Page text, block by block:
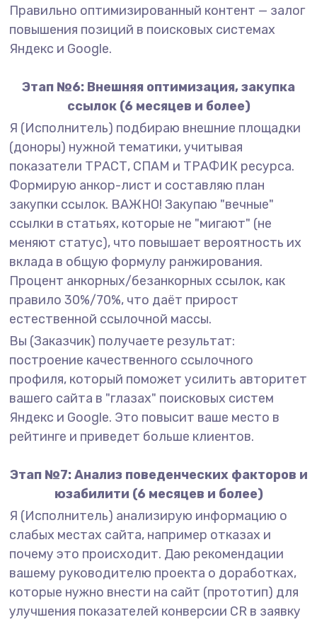
Правильно оптимизированный контент — залог
повышения позиций в поисковых системах
Яндекс и Google.
Этап №6: Внешняя оптимизация, закупка
ссылок (6 месяцев и более)
Я (Исполнитель) подбираю внешние площадки
(доноры) нужной тематики, учитывая
показатели ТРАСТ, СПАМ и ТРАФИК ресурса.
Формирую анкор-лист и составляю план
закупки ссылок. ВАЖНО! Закупаю "вечные"
ссылки в статьях, которые не "мигают" (не
меняют статус), что повышает вероятность их
вклада в общую формулу ранжирования.
Процент анкорных/безанкорных ссылок, как
правило 30%/70%, что даёт прирост
естественной ссылочной массы.
Вы (Заказчик) получаете результат:
построение качественного ссылочного
профиля, который поможет усилить авторитет
вашего сайта в "глазах" поисковых систем
Яндекс и Google. Это повысит ваше место в
рейтинге и приведет больше клиентов.
Этап №7: Анализ поведенческих факторов и
юзабилити (6 месяцев и более)
Я (Исполнитель) анализирую информацию о
слабых местах сайта, например отказах и
почему это происходит. Даю рекомендации
вашему руководителю проекта о доработках,
которые нужно внести на сайт (прототип) для
улучшения показателей конверсии CR в заявку